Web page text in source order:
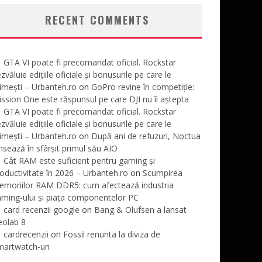
RECENT COMMENTS
GTA VI poate fi precomandat oficial. Rockstar
edițiile oficiale și bonusurile pe care le
– Urbanteh.ro on GoPro revine în competiție:
One este răspunsul pe care DJI nu îl aștepta
GTA VI poate fi precomandat oficial. Rockstar
edițiile oficiale și bonusurile pe care le
– Urbanteh.ro on După ani de refuzuri, Noctua
în sfârșit primul său AIO
Cât RAM este suficient pentru gaming și
în 2026 – Urbanteh.ro on Scumpirea
RAM DDR5: cum afectează industria
ului și piața componentelor PC
card recenzii google on Bang & Olufsen a lansat
8
cardrecenzii on Fossil renunta la diviza de
uri